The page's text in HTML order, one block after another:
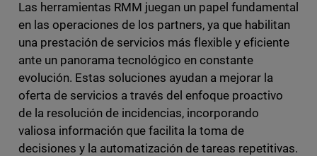
Las herramientas RMM juegan un papel fundamental
en las operaciones de los partners, ya que habilitan
una prestación de servicios más flexible y eficiente
ante un panorama tecnológico en constante
evolución. Estas soluciones ayudan a mejorar la
oferta de servicios a través del enfoque proactivo
de la resolución de incidencias, incorporando
valiosa información que facilita la toma de
decisiones y la automatización de tareas repetitivas.